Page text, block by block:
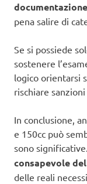
pena salire di
Se si possiede
sostenere
logico orientarsi
rischiare
In conclusione,
e 150cc può
sono significative.
consapevole
delle reali